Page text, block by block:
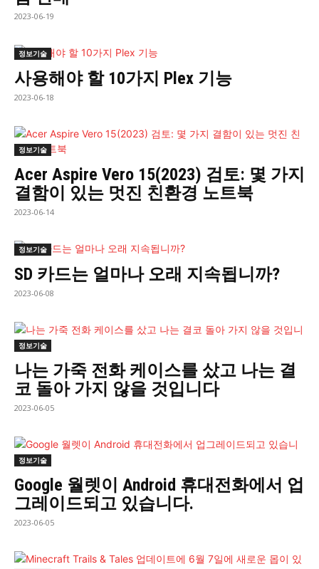
2023-06-19
정보기술
사용해야 할 10가지 Plex 기능
2023-06-18
정보기술
Acer Aspire Vero 15(2023) 검토: 몇 가지
결함이 있는 멋진 친환경 노트북
2023-06-14
정보기술
SD 카드는 얼마나 오래 지속됩니까?
2023-06-08
정보기술
나는 가죽 전화 케이스를 샀고 나는 결
코 돌아 가지 않을 것입니다
2023-06-05
정보기술
Google 월렛이 Android 휴대전화에서 업
그레이드되고 있습니다.
2023-06-05